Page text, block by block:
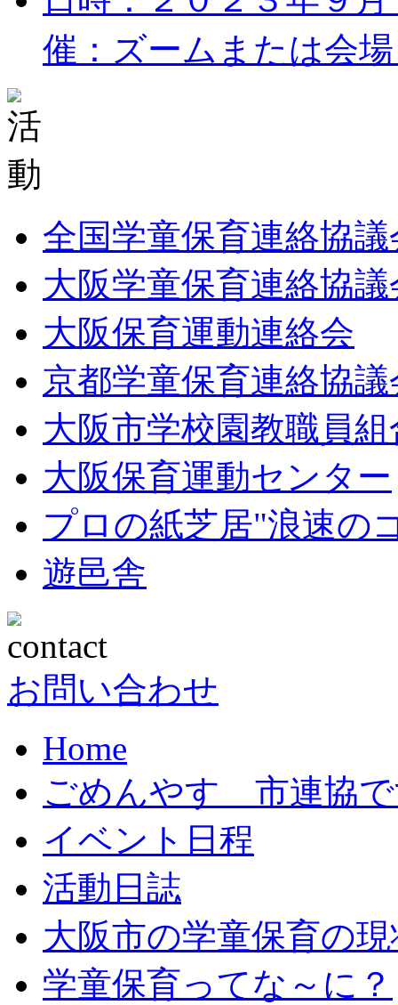
催：ズームまたは会
全国学童保育連絡協議
大阪学童保育連絡協議
大阪保育運動連絡会
京都学童保育連絡協議
大阪市学校園教職員組
大阪保育運動センター
プロの紙芝居"浪速の
遊邑舎
お問い合わせ
Home
ごめんやす 市連協
イベント日程
活動日誌
大阪市の学童保育の
学童保育ってな～に？